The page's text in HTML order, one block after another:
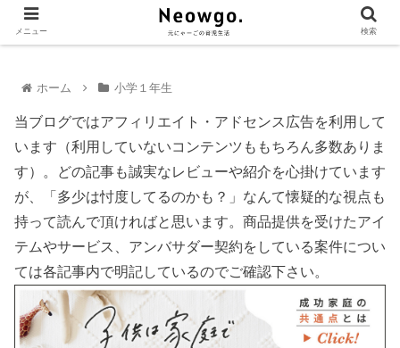
ホーム 小学１年生
当ブログではアフィリエイト・アドセンス広告を利用して
います（利用していないコンテンツももちろん多数ありま
す）。どの記事も誠実なレビューや紹介を心掛けています
が、「多少は忖度してるのかも？」なんて懐疑的な視点も
持って読んで頂ければと思います。商品提供を受けたアイ
テムやサービス、アンバサダー契約をしている案件につい
ては各記事内で明記しているのでご確認下さい。
メニュー 検索